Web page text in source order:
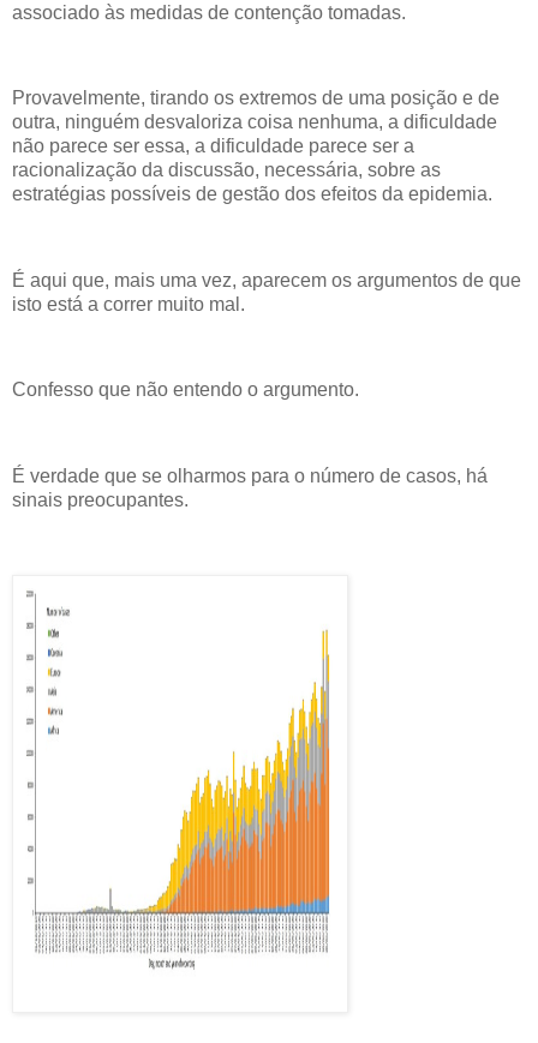
associado às medidas de contenção tomadas.
Provavelmente, tirando os extremos de uma posição e de
outra, ninguém desvaloriza coisa nenhuma, a dificuldade
não parece ser essa, a dificuldade parece ser a
racionalização da discussão, necessária, sobre as
estratégias possíveis de gestão dos efeitos da epidemia.
É aqui que, mais uma vez, aparecem os argumentos de que
isto está a correr muito mal.
Confesso que não entendo o argumento.
É verdade que se olharmos para o número de casos, há
sinais preocupantes.